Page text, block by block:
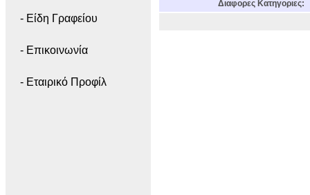
- Είδη Γραφείου
- Επικοινωνία
- Εταιρικό Προφίλ
Διαφορες Κατηγοριες: